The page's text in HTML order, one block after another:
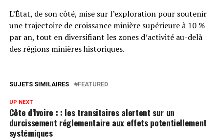
L’État, de son côté, mise sur l’exploration pour soutenir
une trajectoire de croissance minière supérieure à 10 %
par an, tout en diversifiant les zones d’activité au-delà
des régions minières historiques.
SUJETS SIMILAIRES FEATURED
UP NEXT
Côte d’Ivoire : : les transitaires alertent sur un
durcissement réglementaire aux effets potentiellement
systémiques